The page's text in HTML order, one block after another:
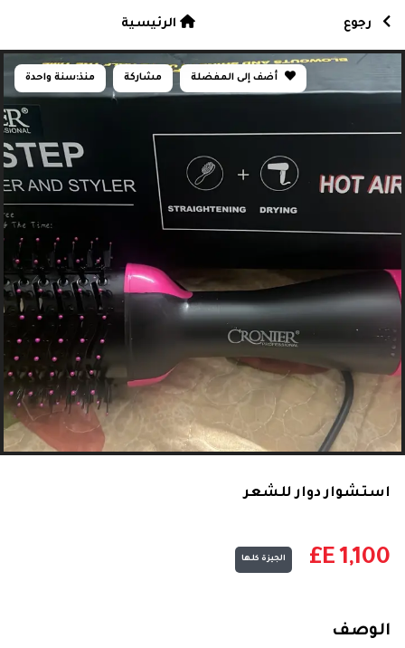
أضف إلى المفضلة مشاركة منذ:سنة واحدة
استشوار دوار للشعر
E£ 1,100 الجيزة كلها
الوصف
رجوع الرئيسية